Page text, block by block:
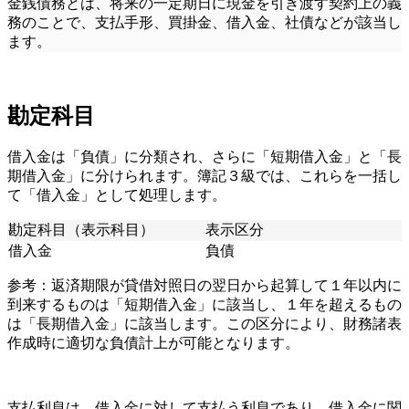
務のことで、支払手形、買掛金、借入金、社債などが該当し
ます。
勘定科目
借入金は「負債」に分類され、さらに「短期借入金」と「長
期借入金」に分けられます。簿記３級では、これらを一括し
て「借入金」として処理します。
勘定科目（表示科目）
表示区分
借入金
負債
参考：返済期限が貸借対照日の翌日から起算して１年以内に
到来するものは「短期借入金」に該当し、１年を超えるもの
は「長期借入金」に該当します。この区分により、財務諸表
作成時に適切な負債計上が可能となります。